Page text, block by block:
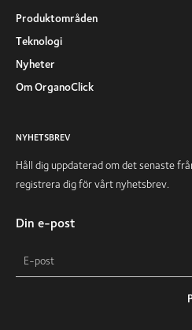
Produktområden
Teknologi
Nyheter
Om OrganoClick
NYHETSBREV
Håll dig uppdaterad om det senaste
registrera dig för vårt nyhetsbrev.
Din e-post